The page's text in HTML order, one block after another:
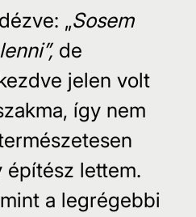
„Sosem
de
jelen volt
így nem
építész lettem.
a legrégebbi